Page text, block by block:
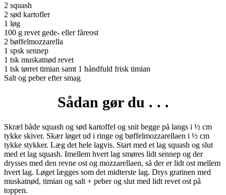
2 squash
2 sød kartofler
1 løg
100 g revet gede- eller fåreost
2 bøffelmozzarella
1 spsk sennep
1 tsk muskatnød revet
1 tsk tørret timian samt 1 håndfuld frisk timian
Salt og peber efter smag
Sådan gør du . . .
Skræl både squash og sød kartoffel og snit begge på langs i ½ cm
tykke skiver. Skær løget ud i ringe og bøffelmozzarellaen i ½ cm
tykke stykker. Læg det hele lagvis. Start med et lag squash og slut
med et lag squash. Imellem hvert lag smøres lidt sennep og der
drysses med den revne ost og mozzarellaen, så der er lidt ost mellem
hvert lag. Løget lægges som det midterste lag. Drys gratinen med
muskatnød, timian og salt + peber og slut med lidt revet ost på
toppen.